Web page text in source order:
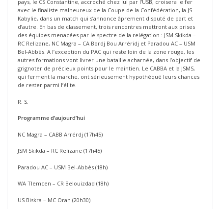
pays, le CS Constantine, accroché chez lui par l’USB, croisera le fer
avec le finaliste malheureux de la Coupe de la Confédération, la JS
Kabylie, dans un match qui s’annonce âprement disputé de part et
d’autre. En bas de classement, trois rencontres mettront aux prises
des équipes menacées par le spectre de la relégation : JSM Skikda –
RC Relizane, NC Magra – CA Bordj Bou Arréridj et Paradou AC – USM
Bel-Abbès. A l’exception du PAC qui reste loin de la zone rouge, les
autres formations vont livrer une bataille acharnée, dans l’objectif de
grignoter de précieux points pour le maintien. Le CABBA et la JSMS,
qui ferment la marche, ont sérieusement hypothéqué leurs chances
de rester parmi l’élite.
R. S.
Programme d’aujourd’hui
NC Magra – CABB Arrérdj (17h45)
JSM Skikda – RC Relizane (17h45)
Paradou AC – USM Bel-Abbès (18h)
WA Tlemcen – CR Belouizdad (18h)
US Biskra – MC Oran (20h30)